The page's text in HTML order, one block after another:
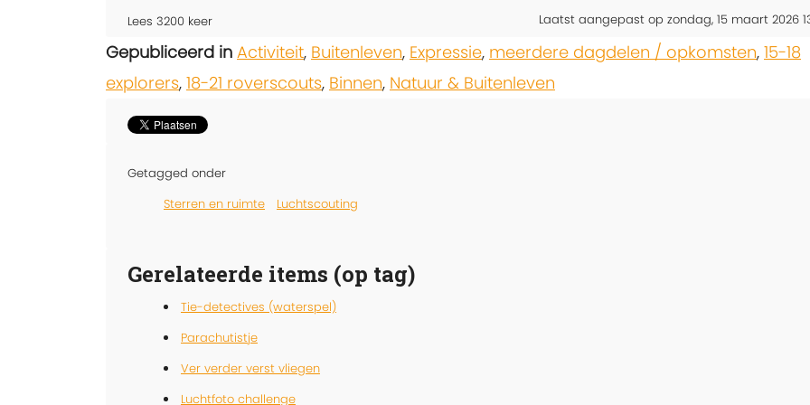
Lees 3200 keer Laatst aangepast op zondag, 15 maart 2026
Gepubliceerd in Activiteit, Buitenleven, Expressie, meerdere dagdelen / opkomsten, 15-18
explorers, 18-21 roverscouts, Binnen, Natuur & Buitenleven
Getagged onder
Sterren en ruimte
Luchtscouting
Gerelateerde items (op tag)
Tie-detectives (waterspel)
Parachutistje
Ver verder verst vliegen
Luchtfoto challenge